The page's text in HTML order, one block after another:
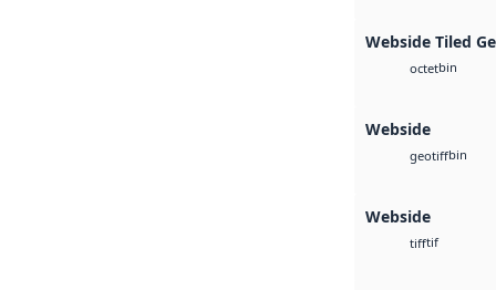
Webside Tiled
octetbin
Webside
geotiffbin
Webside
tifftif